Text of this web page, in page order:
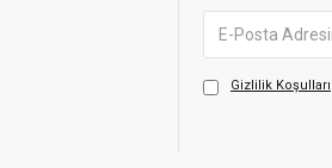
Gizlilik Koşulları